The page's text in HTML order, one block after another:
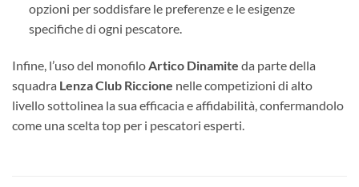
opzioni per soddisfare le preferenze e le esigenze
specifiche di ogni pescatore.
Infine, l’uso del monofiloArtico Dinamite da parte della
squadra Lenza Club Riccione nelle competizioni di alto
livello sottolinea la sua efficacia e affidabilità, confermandolo
come una scelta top per i pescatori esperti.